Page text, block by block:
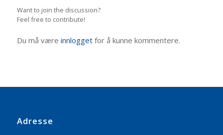
Want to join the discussion?
Feel free to contribute!
Du må være innloggetfor å kunne kommentere.
Adresse